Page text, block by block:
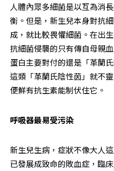
人體內眾多細菌是以互為消
衡。但是，新生兒本身對抗
成，就比較畏懼細菌。在出
抗細菌侵襲的只有傳自母親
蛋白主要對付的還是「革蘭
這類「革蘭氏陰性茵」就不
便鮮有抗生素能制伏住它。
呼吸器最易受污染
新生兒生病，症狀不像大人
已發展成致命的敗血症，臨